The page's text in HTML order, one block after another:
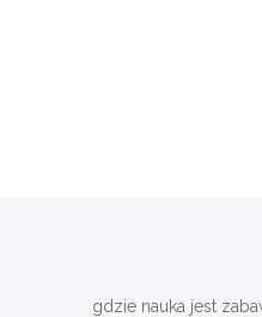
gdzie nauka jest